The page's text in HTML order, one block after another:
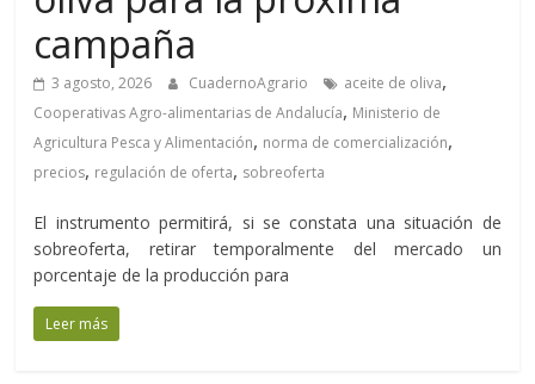
campaña
3 agosto, 2026 CuadernoAgrario aceite de oliva,
Cooperativas Agro-alimentarias de Andalucía, Ministerio de
Agricultura Pesca y Alimentación, norma de comercialización,
precios, regulación de oferta, sobreoferta
El instrumento permitirá, si se constata una situación de
sobreoferta, retirar temporalmente del mercado un
porcentaje de la producción para
Leer más